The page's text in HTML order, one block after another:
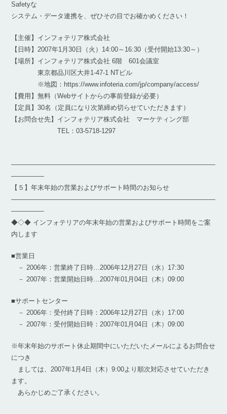
Safetyな
システム・データ連携を、ぜひその目でお確かめください！
【主催】インフォテリア株式会社
【日時】2007年1月30日（火）14:00～16:30（受付開始13:30～）
【場所】インフォテリア株式会社 6階 601会議室
東京都品川区大井1-47-1 NTビル
※地図：https://www.infoteria.com/jp/company/access/
【費用】無料（Webサイトからの事前登録が必要）
【定員】30名（定員になり次第締め切らせていただきます）
【お問合せ先】インフォテリア株式会社 マーケティング部
TEL：03-5718-1297
―――――――――――――――――――――――――――――――
―――――
【５】年末年始の営業およびサポート時間のお知らせ
―――――――――――――――――――――――――――――――
―――――
◆◇◆ インフォテリアの年末年始の営業およびサポート時間をご案
内します
■営業日
－ 2006年：営業終了日時…2006年12月27日（水）17:30
－ 2007年：営業開始日時…2007年01月04日（木）09:00
■サポートセンター
－ 2006年：受付終了日時：2006年12月27日（水）17:00
－ 2007年：受付開始日時：2007年01月04日（木）09:00
※年末年始のサポート休止期間中にいただいたメールによるお問合せ
につき
ましては、2007年1月4日（木）9:00より順次対応させていただき
ます。
あらかじめご了承ください。